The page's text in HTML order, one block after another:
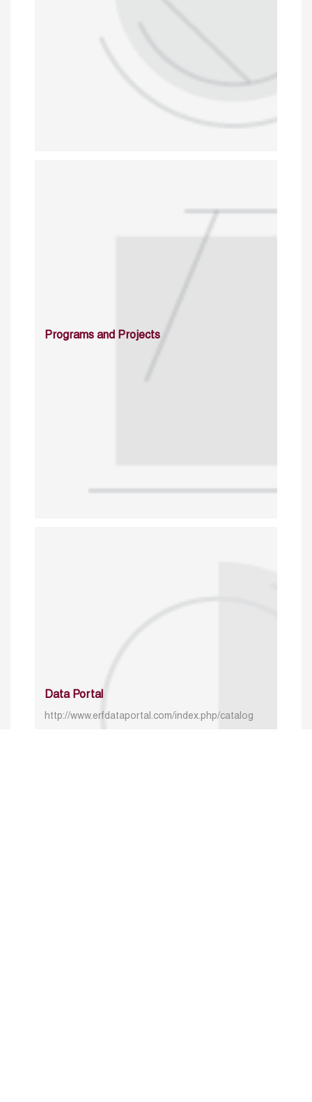
Programs and Projects
Data Portal
http://www.erfdataportal.com/index.php/catalog